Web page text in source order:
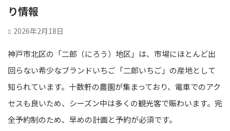
り情報
2026年2月18日
神戸市北区の「二郎（にろう）地区」は、市場にほとんど出
回らない希少なブランドいちご「二郎いちご」の産地として
知られています。十数軒の農園が集まっており、電車でのアク
セスも良いため、シーズン中は多くの観光客で賑わいます。完
全予約制のため、早めの計画と予約が必須です。